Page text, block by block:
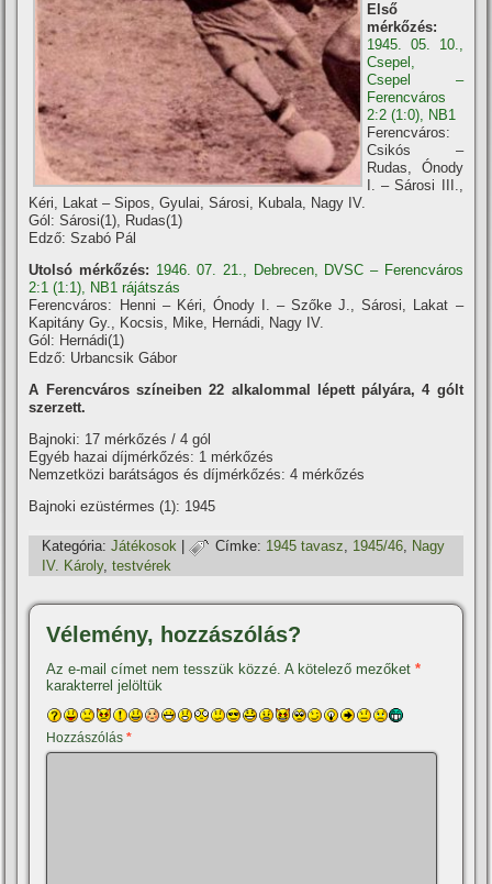
Első
mérkőzés:
1945. 05. 10.,
Csepel,
Csepel –
Ferencváros
2:2 (1:0), NB1
Ferencváros:
Csikós –
Rudas, Ónody
I. – Sárosi III.,
Kéri, Lakat – Sipos, Gyulai, Sárosi, Kubala, Nagy IV.
Gól: Sárosi(1), Rudas(1)
Edző: Szabó Pál
Utolsó mérkőzés: 1946. 07. 21., Debrecen, DVSC – Ferencváros
2:1 (1:1), NB1 rájátszás
Ferencváros: Henni – Kéri, Ónody I. – Szőke J., Sárosi, Lakat –
Kapitány Gy., Kocsis, Mike, Hernádi, Nagy IV.
Gól: Hernádi(1)
Edző: Urbancsik Gábor
A Ferencváros szí­neiben 22 alkalommal lépett pályára, 4 gólt
szerzett.
Bajnoki: 17 mérkőzés / 4 gól
Egyéb hazai dí­jmérkőzés: 1 mérkőzés
Nemzetközi barátságos és dí­jmérkőzés: 4 mérkőzés
Bajnoki ezüstérmes (1): 1945
Kategória: Játékosok | Címke: 1945 tavasz, 1945/46, Nagy
IV. Károly,testvérek
Vélemény, hozzászólás?
Az e-mail címet nem tesszük közzé. A kötelező mezőket*
karakterrel jelöltük
Hozzászólás*